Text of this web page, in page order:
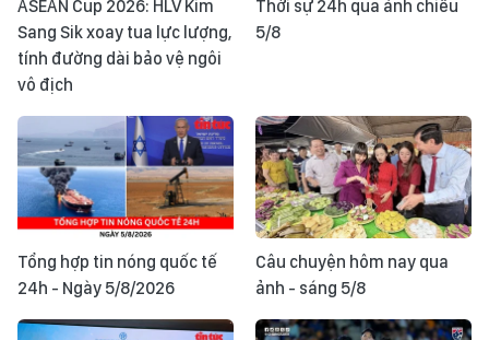
ASEAN Cup 2026: HLV Kim
Sang Sik xoay tua lực lượng,
tính đường dài bảo vệ ngôi
vô địch
Thời sự 24h qua ảnh chiều
5/8
Tổng hợp tin nóng quốc tế
24h - Ngày 5/8/2026
Câu chuyện hôm nay qua
ảnh - sáng 5/8